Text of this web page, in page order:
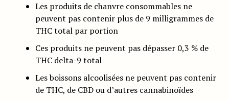
Les produits de chanvre consommables ne
peuvent pas contenir plus de 9 milligrammes de
THC total par portion
Ces produits ne peuvent pas dépasser 0,3 % de
THC delta-9 total
Les boissons alcoolisées ne peuvent pas contenir
de THC, de CBD ou d’autres cannabinoïdes